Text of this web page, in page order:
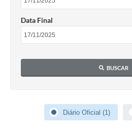
Cadeia Integrada de Valor
Dados gerais e Obras
Data Final
BUSCAR
Diário Oficial (1)